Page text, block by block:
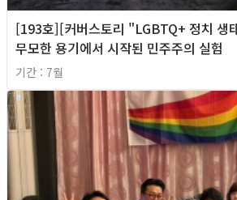
[193호][커버스토리 "LGBTQ+ 정치 생
무모한 용기에서 시작된 민주주의 실험
기간 : 7월